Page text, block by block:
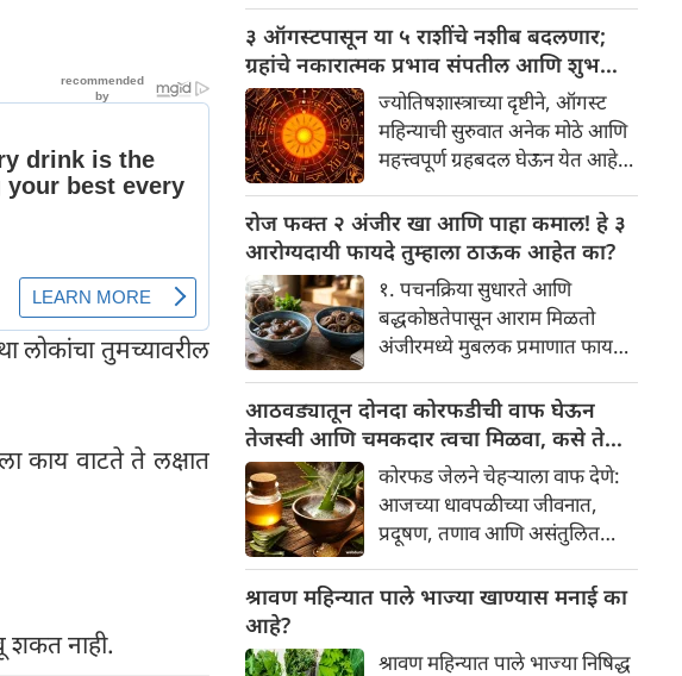
लोकांचा तुमच्यावरील
काय वाटते ते लक्षात
शकत नाही.
वाजवताना दिसतील. ही एक सामान्य
प्रथा आहे, पण तुम्ही कधी विचार
केला आहे का की यामागे काय रहस्य
आहे आणि प्रत्येक टाळीचा अर्थ काय
आहे? हा केवळ एक विधी नाही, तर
यामागे खोलवर रुजलेल्या पौराणिक
श्रद्धा, आध्यात्मिक अर्थ आणि काही
वैज्ञानिक तर्कदेखील आहेत. चला, या
अनोख्या परंपरेमागील अर्थ
सविस्तरपणे समजून घेऊया.
३ ऑगस्टपासून या ५ राशींचे नशीब बदलणार;
ग्रहांचे नकारात्मक प्रभाव संपतील आणि शुभ
दिवसांची सुरुवात होईलज्योतिषशास्त्राच्या दृष्टीने, ऑगस्ट
महिन्याची सुरुवात अनेक मोठे आणि
महत्त्वपूर्ण ग्रहबदल घेऊन येत आहे.
हालचाल अनेक राशींच्या जीवनात
सकारात्मक बदल घडवून आणणार
आहे. विशेषतः ३ ऑगस्ट रोजी एक
अत्यंत दुर्मिळ आणि फलदायी
ग्रहस्थिती (संयोग) तयार होत आहे.
या दिवशी तयार होणारे शुभ योग,
ग्रहांची स्थिती आणि या गोचरमुळे
ज्यांचे नशीब उजळणार आहे अशा
भाग्यवान राशींबद्दल आपण जाणून
घेऊया!
रोज फक्त २ अंजीर खा आणि पाहा कमाल! हे ३
आरोग्यदायी फायदे तुम्हाला ठाऊक आहेत का?
१. पचनक्रिया सुधारते आणि
बद्धकोष्ठतेपासून आराम मिळतो
अंजीरमध्ये मुबलक प्रमाणात फायबर
बद्धकोष्ठता, गॅस किंवा अपचनाचा
त्रास होत असेल, तर अंजीर
तुमच्यासाठी वरदान ठरू शकते. हे
आतड्यांची स्वच्छता ठेवण्यास मदत
करते. पचनसंस्था मजबूत करून पोट
साफ होण्यास मदत करते.
आठवड्यातून दोनदा कोरफडीची वाफ घेऊन
तेजस्वी आणि चमकदार त्वचा मिळवा, कसे ते
जाणून घ्या
कोरफड जेलने चेहऱ्याला वाफ देणे:
आजच्या धावपळीच्या जीवनात,
प्रदूषण, तणाव आणि असंतुलित
नकारात्मक परिणाम होऊ शकतो.
होते, ज्यामुळे निस्तेजपणा, मुरुमे
श्रावण महिन्यात पाले भाज्या खाण्यास मनाई का
आहे?
श्रावण महिन्यात पाले भाज्या निषिद्ध